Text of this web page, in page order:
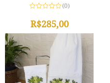
0
de
5
(0)
R$285,00